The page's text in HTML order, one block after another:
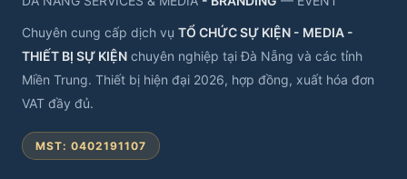
Chuyên cung cấp dịch vụ TỔ CHỨC SỰ KIỆN - MEDIA -
THIẾT BỊ SỰ KIỆN chuyên nghiệp tại Đà Nẵng và các tỉnh
Miền Trung. Thiết bị hiện đại 2026, hợp đồng, xuất hóa đơn
VAT đầy đủ.
MST: 0402191107